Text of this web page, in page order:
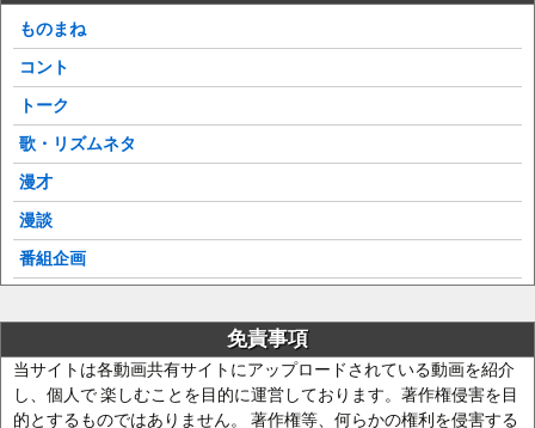
ものまね
コント
トーク
歌・リズムネタ
漫才
漫談
番組企画
免責事項
当サイトは各動画共有サイトにアップロードされている動画を紹介
し、個人で 楽しむことを目的に運営しております。著作権侵害を目
的とするものではありません。 著作権等、何らかの権利を侵害する